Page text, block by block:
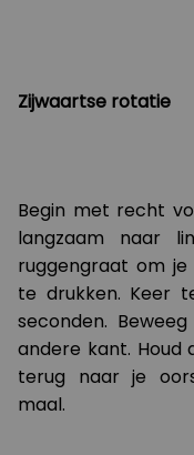
Zijwaartse rotatie
Begin met recht
langzaam naar
ruggengraat om
te drukken. Keer
seconden.
andere kant. Houd
terug naar je
maal.